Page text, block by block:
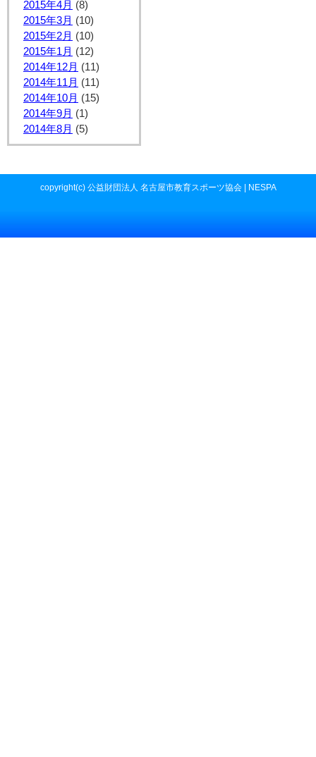
2015年4月 (8)
2015年3月 (10)
2015年2月 (10)
2015年1月 (12)
2014年12月 (11)
2014年11月 (11)
2014年10月 (15)
2014年9月 (1)
2014年8月 (5)
copyright(c) 公益財団法人 名古屋市教育スポーツ協会 | NESPA